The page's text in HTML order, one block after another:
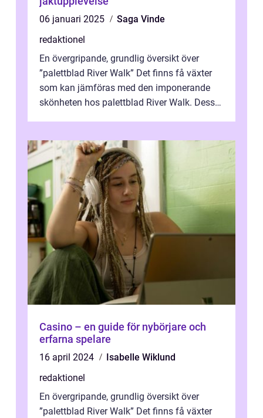
06 januari 2025
Saga Vinde
redaktionel
En övergripande, grundlig översikt över
”palettblad River Walk” Det finns få växter
som kan jämföras med den imponerande
skönheten hos palettblad River Walk. Dess
Casino – en guide för nybörjare och
erfarna spelare
16 april 2024
Isabelle Wiklund
redaktionel
En övergripande, grundlig översikt över
”palettblad River Walk” Det finns få växter